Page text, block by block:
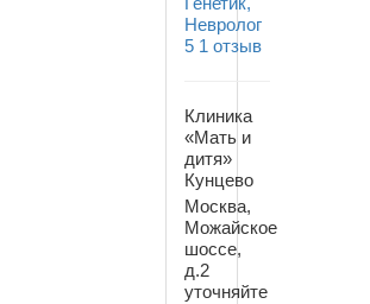
Невролог
5 1 отзыв
Клиника
«Мать и
дитя»
Кунцево
Москва,
Можайское
шоссе,
д.2
уточняйте